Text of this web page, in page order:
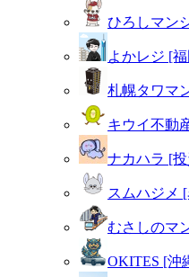
ひろしマン
よかレジ [
札幌タワマ
キウイ不動
ナカハラ [
スムハジメ
むさしのマ
OKITES [沖